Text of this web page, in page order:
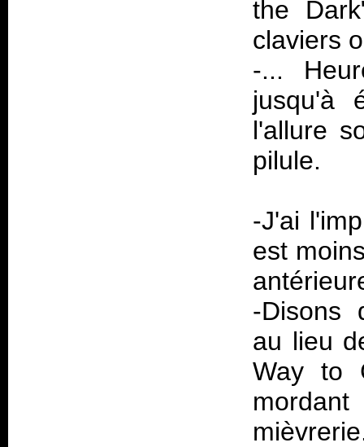
the
claviers
-...
jusqu'à
l'allure
pilule.
-J'ai
est
-Disons
au lieu
Way to